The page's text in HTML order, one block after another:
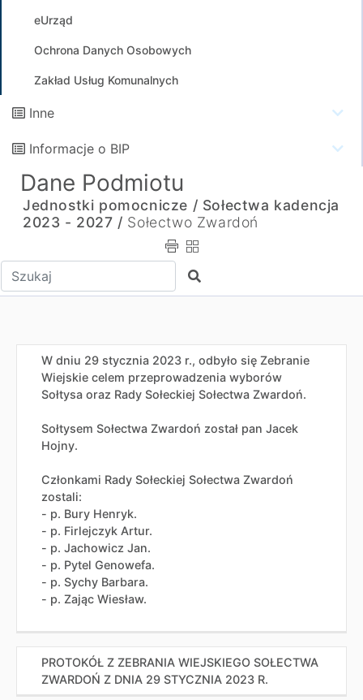
eUrząd
Ochrona Danych Osobowych
Zakład Usług Komunalnych
Inne
Informacje o BIP
Dane Podmiotu
Jednostki pomocnicze / Sołectwa kadencja
2023 - 2027 / Sołectwo Zwardoń
Wpisz tekst do wyszukania Szukaj
W dniu 29 stycznia 2023 r., odbyło się Zebranie
Wiejskie celem przeprowadzenia wyborów
Sołtysa oraz Rady Sołeckiej Sołectwa Zwardoń.
Sołtysem Sołectwa Zwardoń został pan Jacek
Hojny.
Członkami Rady Sołeckiej Sołectwa Zwardoń
zostali:
- p. Bury Henryk.
- p. Firlejczyk Artur.
- p. Jachowicz Jan.
- p. Pytel Genowefa.
- p. Sychy Barbara.
- p. Zając Wiesław.
PROTOKÓŁ Z ZEBRANIA WIEJSKIEGO SOŁECTWA
ZWARDOŃ Z DNIA 29 STYCZNIA 2023 R.